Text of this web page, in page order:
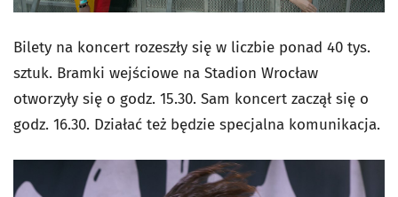
Bilety na koncert rozeszły się w liczbie ponad 40 tys.
sztuk. Bramki wejściowe na Stadion Wrocław
otworzyły się o godz. 15.30. Sam koncert zaczął się o
godz. 16.30. Działać też będzie specjalna komunikacja.